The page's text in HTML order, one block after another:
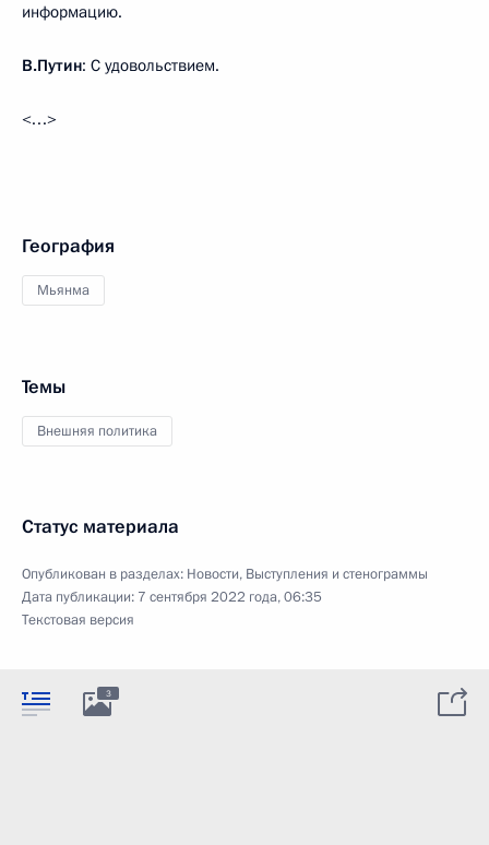
информацию.
В.Путин: С удовольствием.
<…>
География
Мьянма
Темы
Внешняя политика
Статус материала
Опубликован в разделах: Новости, Выступления и стенограммы
Дата публикации: 7 сентября 2022 года, 06:35
Текстовая версия
3